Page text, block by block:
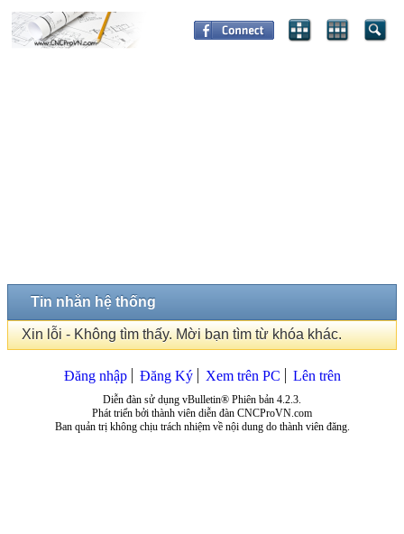
Tin nhắn hệ thống
Xin lỗi - Không tìm thấy. Mời bạn tìm từ khóa khác.
Đăng nhập Đăng Ký Xem trên PC Lên trên
Diễn đàn sử dụng vBulletin® Phiên bản 4.2.3.
Phát triển bởi thành viên diễn đàn CNCProVN.com
Ban quản trị không chịu trách nhiệm về nội dung do thành viên đăng.